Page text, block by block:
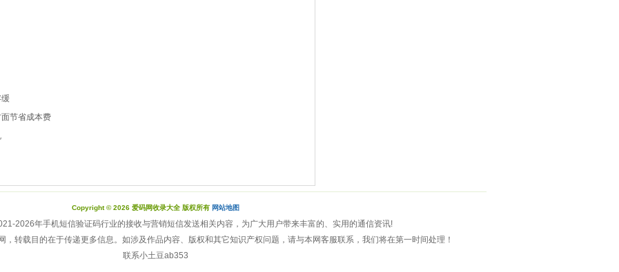
节省成本费
Copyright © 2026 爱码网收录大全 版权所有 网站地图
2026年手机短信验证码行业的接收与营销短信发送相关内容，为广大用户带来丰富的、实用的通信资讯!
，转载目的在于传递更多信息。如涉及作品内容、版权和其它知识产权问题，请与本网客服联系，我们将在第一时间处理！
联系小土豆ab353